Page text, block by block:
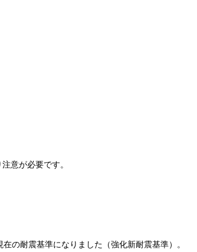
意が必要です。
の耐震基準になりました（強化新耐震基準）。